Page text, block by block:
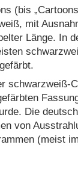
(bis „Cartoons
mit
Länge. In
schwarzweiß-
Die
von
(meist